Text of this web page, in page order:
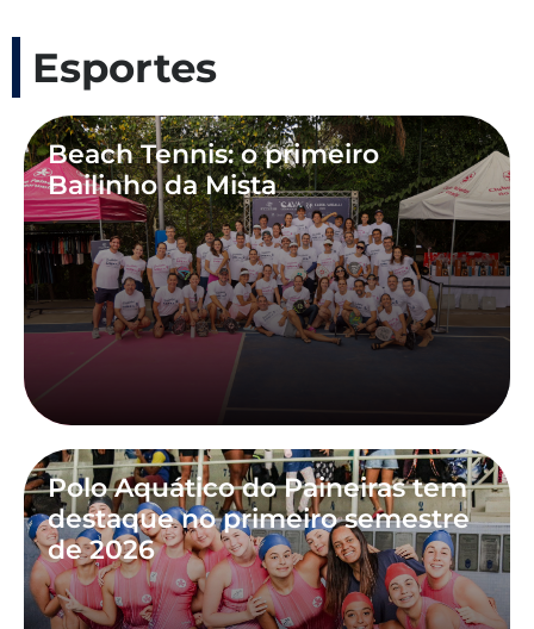
Esportes
Beach Tennis: o primeiro
Bailinho da Mista
Polo Aquático do Paineiras tem
destaque no primeiro semestre
de 2026